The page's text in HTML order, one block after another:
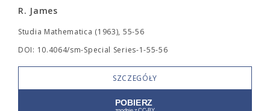
R. James
Studia Mathematica (1963), 55-56
DOI: 10.4064/sm-Special Series-1-55-56
SZCZEGÓŁY